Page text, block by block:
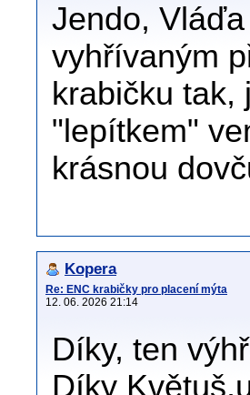
Jendo,
vyhřívaným
krabičku
"lepítkem"
krásnou
Kopera
Re: ENC krabičky pro placení mýta
12. 06. 2026 21:14
Díky, ten
Díky